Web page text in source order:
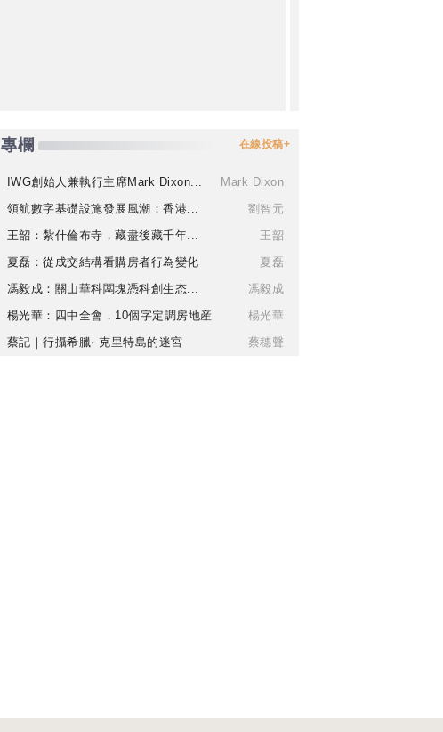
專欄 在線投稿+
IWG創始人兼執行主席Mark Dixon...
Mark Dixon
領航數字基礎設施發展風潮：香港...
劉智元
王韶：紮什倫布寺，藏盡後藏千年...
王韶
夏磊：從成交結構看購房者行為變化
夏磊
馮毅成：關山華科闆塊憑科創生态...
馮毅成
楊光華：四中全會，10個字定調房地産
楊光華
蔡記｜行攝希臘· 克里特島的迷宮
蔡穗聲